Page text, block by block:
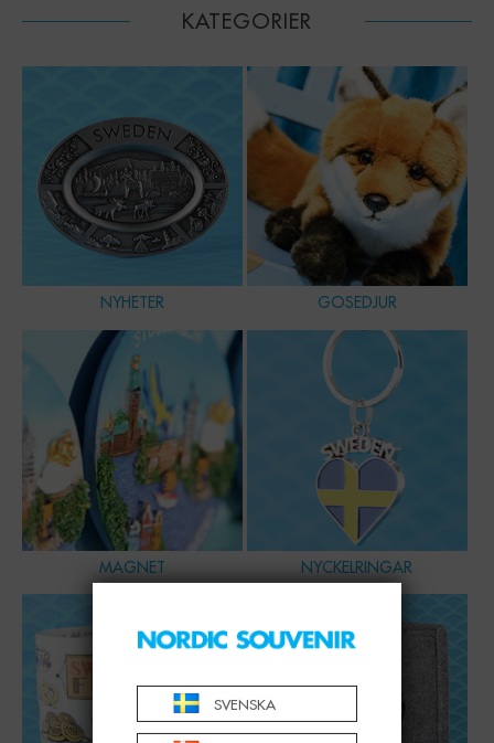
KATEGORIER
NYHETER GOSEDJUR
MAGNET NYCKELRINGAR
SVENSKA